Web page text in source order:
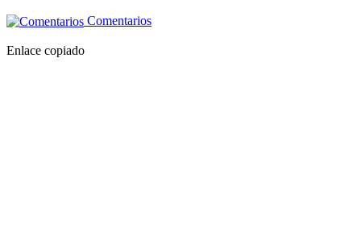
Comentarios
Enlace copiado